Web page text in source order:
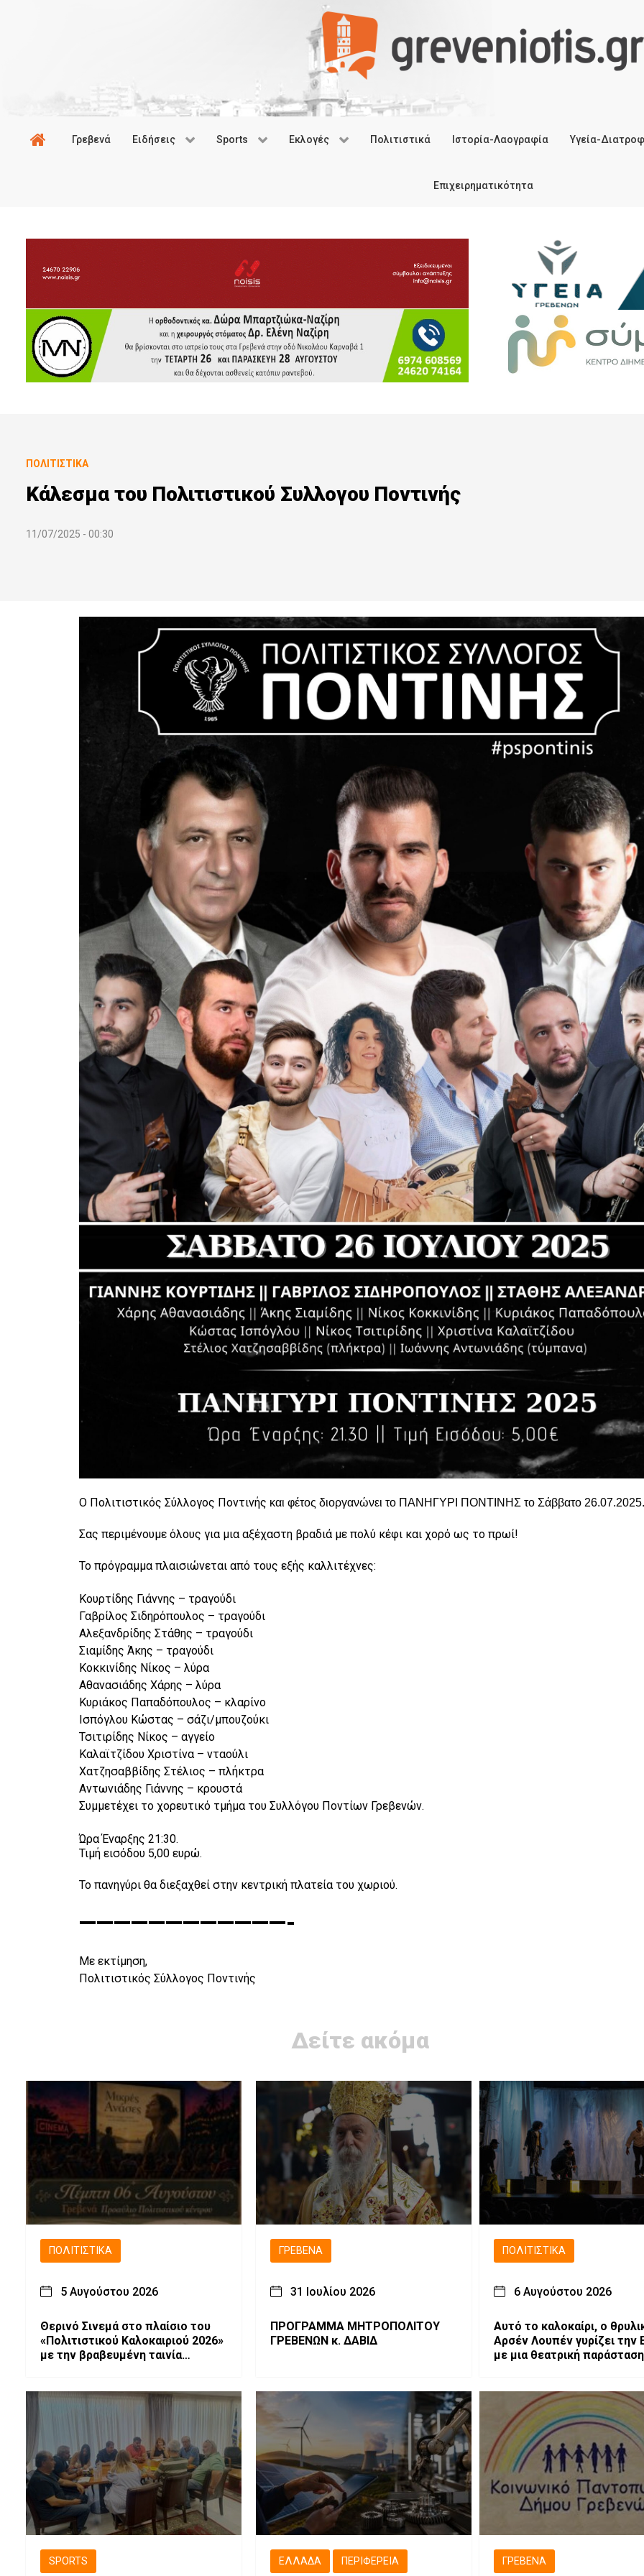
Γρεβενά Ειδήσεις Sports Εκλογές Πολιτιστικά Ιστορία-Λαογραφία Υγεία-
Επιχειρηματικότητα
ΠΟΛΙΤΙΣΤΙΚΆ
Κάλεσμα του Πολιτιστικού Συλλογου Ποντινής
11/07/2025 - 00:30
Ο Πολιτιστικός Σύλλογος Ποντινής και φέτος διοργανώνει το ΠΑΝΗΓΥΡΙ ΠΟΝΤΙΝΗΣ το Σάββατο 26.07.2025
Σας περιμένουμε όλους για μια αξέχαστη βραδιά με πολύ κέφι και χορό ως το πρωί!
Το πρόγραμμα πλαισιώνεται από τους εξής καλλιτέχνες:
Κουρτίδης Γιάννης – τραγούδι
Γαβρίλος Σιδηρόπουλος – τραγούδι
Αλεξανδρίδης Στάθης – τραγούδι
Σιαμίδης Άκης – τραγούδι
Κοκκινίδης Νίκος – λύρα
Αθανασιάδης Χάρης – λύρα
Κυριάκος Παπαδόπουλος – κλαρίνο
Ισπόγλου Κώστας – σάζι/μπουζούκι
Τσιτιρίδης Νίκος – αγγείο
Καλαϊτζίδου Χριστίνα – νταούλι
Χατζησαββίδης Στέλιος – πλήκτρα
Αντωνιάδης Γιάννης – κρουστά
Συμμετέχει το χορευτικό τμήμα του Συλλόγου Ποντίων Γρεβενών.
Ώρα Έναρξης 21:30.
Τιμή εισόδου 5,00 ευρώ.
Το πανηγύρι θα διεξαχθεί στην κεντρική πλατεία του χωριού.
————————————-
Με εκτίμηση,
Πολιτιστικός Σύλλογος Ποντινής
Δείτε ακόμα
ΠΟΛΙΤΙΣΤΙΚΆ
5 Αυγούστου 2026
Θερινό Σινεμά στο πλαίσιο του
«Πολιτιστικού Καλοκαιριού 2026»
με την βραβευμένη ταινία
ΓΡΕΒΕΝΆ
31 Ιουλίου 2026
ΠΡΟΓΡΑΜΜΑ ΜΗΤΡΟΠΟΛΙΤΟΥ
ΓΡΕΒΕΝΩΝ κ. ΔΑΒΙΔ
ΠΟΛΙΤΙΣΤΙΚΆ
6 Αυγούστου 2026
Αυτό το καλοκαίρι, ο
Αρσέν Λουπέν γυρίζει την
με μια θεατρική παράσταση
SPORTS ΕΛΛΆΔΑ ΠΕΡΙΦΈΡΕΙΑ ΓΡΕΒΕΝΆ